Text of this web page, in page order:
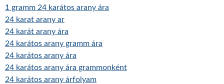
1 gramm 24 karátos arany ára
24 karat arany ar
24 karát arany ára
24 karátos arany gramm ára
24 karátos arany ára
24 karátos arany ára grammonként
24 karátos arany árfolyam